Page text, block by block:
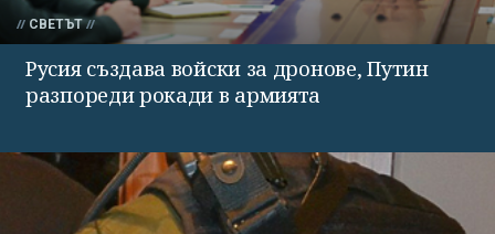
СВЕТЪТ
Русия създава войски за дронове, Путин
разпореди рокади в армията